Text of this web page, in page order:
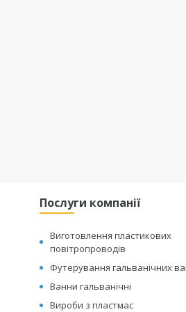
Послуги компанії
Виготовлення пластикових
повітропроводів
Футерування гальванічних
Ванни гальванічні
Вироби з пластмас